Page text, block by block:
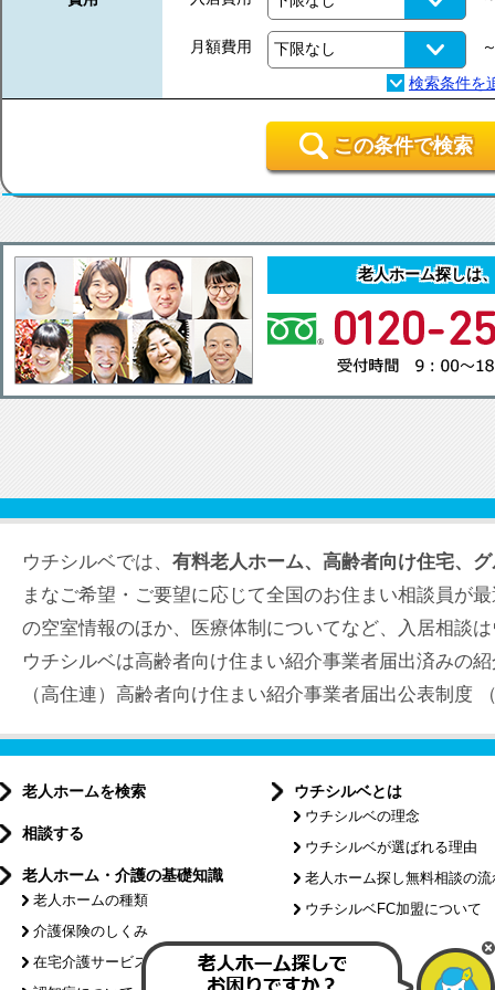
月額費用
この条件で検索
老人ホーム探しは
ウチシルベでは、 有料老人ホーム、高齢者向け住宅、
まなご希望・ご要望に応じて全国のお住まい相談員が
の空室情報のほか、医療体制についてなど、入居相談
ウチシルベは高齢者向け住まい紹介事業者届出済みの
（高住連）高齢者向け住まい紹介事業者届出公表制度
老人ホームを検索
相談する
老人ホーム・介護の基礎知識
老人ホームの種類
介護保険のしくみ
在宅介護サービスについて
ウチシルベとは
ウチシルベの理念
ウチシルベが選ばれる理由
老人ホーム探し無料相談の流
ウチシルベFC加盟について
特集記事